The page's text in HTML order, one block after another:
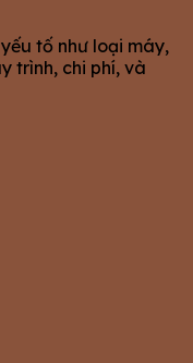
tố như loại máy,
trình, chi phí, và